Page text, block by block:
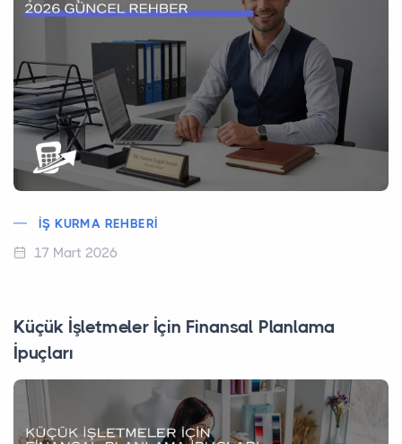
İŞ KURMA REHBERI
17 Mart 2026
Küçük İşletmeler İçin Finansal Planlama
İpuçları